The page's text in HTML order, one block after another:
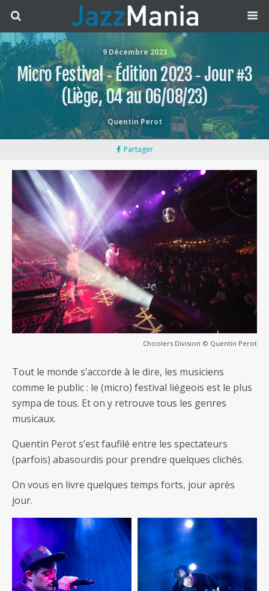
9 Décembre 2023
Micro Festival ‐ Édition 2023 ‐ Jour #3
(Liège, 04 au 06/08/23)
Quentin Perot
Partager
Choolers Division © Quentin Perot
Tout le monde s’accorde à le dire, les musiciens
comme le public : le (micro) festival liégeois est le plus
sympa de tous. Et on y retrouve tous les genres
musicaux.
Quentin Perot s’est faufilé entre les spectateurs
(parfois) abasourdis pour prendre quelques clichés.
On vous en livre quelques temps forts, jour après
jour.